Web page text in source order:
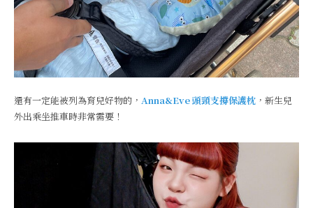
還有一定能被列為育兒好物的， Anna&Eve 頭頸支撐保護枕 ，新生兒
外出乘坐推車時非常需要！